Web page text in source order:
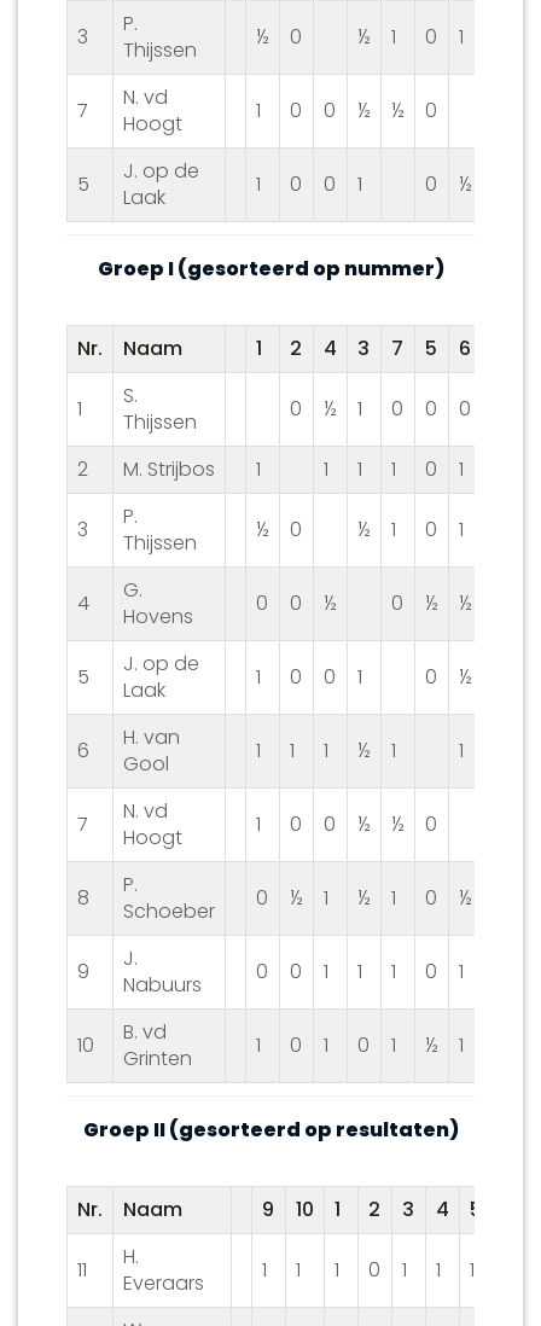
3
P.
Thijssen
½ 0 ½ 1 0 1
7
N. vd
Hoogt
1 0 0 ½ ½ 0
5
J. op de
Laak
1 0 0 1 0 ½
Groep I (gesorteerd op nummer)
Nr. Naam 1 2 4 3 7 5 6
1
S.
Thijssen
0 ½ 1 0 0 0
2 M. Strijbos 1 1 1 1 0 1
3
P.
Thijssen
½ 0 ½ 1 0 1
4
G.
Hovens
0 0 ½ 0 ½ ½
5
J. op de
Laak
1 0 0 1 0 ½
6
H. van
Gool
1 1 1 ½ 1 1
7
N. vd
Hoogt
1 0 0 ½ ½ 0
8
P.
Schoeber
0 ½ 1 ½ 1 0 ½
9
J.
Nabuurs
0 0 1 1 1 0 1
10
B. vd
Grinten
1 0 1 0 1 ½ 1
Groep II (gesorteerd op resultaten)
Nr. Naam 9 10 1 2 3 4 5
11
H.
Everaars
1 1 1 0 1 1 1